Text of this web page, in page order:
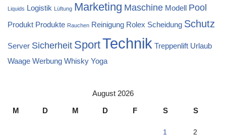
Liquids Logistik Lüftung Marketing Maschine Modell Pool
Produkt Produkte Rauchen Reinigung Rolex Scheidung Schutz
Server Sicherheit SportTechnik Treppenlift Urlaub
Waage Werbung Whisky Yoga
August 2026
M
D M D F S S
1 2